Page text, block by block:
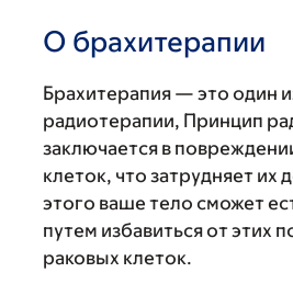
О брахитерапии
Брахитерапия — это один
радиотерапии, Принцип
заключается в
клеток, что затрудняет их
этого ваше тело сможет
путем избавиться от этих
раковых клеток.